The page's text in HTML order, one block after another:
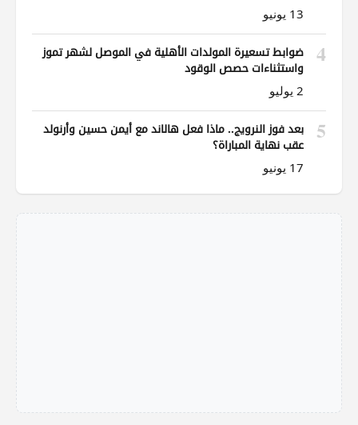
13 يونيو
4
ضوابط تسعيرة المولدات الأهلية في الموصل لشهر تموز
واستثناءات حصص الوقود
2 يوليو
5
بعد فوز النرويج.. ماذا فعل هالاند مع أيمن حسين وأرنولد
عقب نهاية المباراة؟
17 يونيو